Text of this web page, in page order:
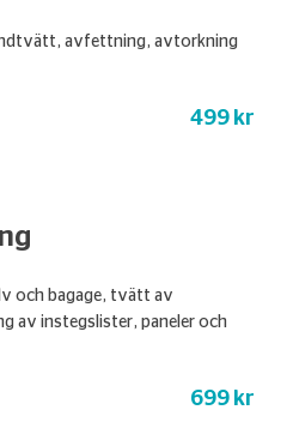
avfettning, avtorkning
499 kr
och bagage, tvätt av
av instegslister, paneler och
699 kr